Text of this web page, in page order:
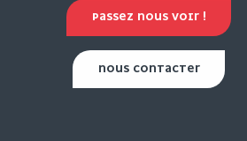
PASSEZ NOUS VOIR !
NOUS CONTACTER